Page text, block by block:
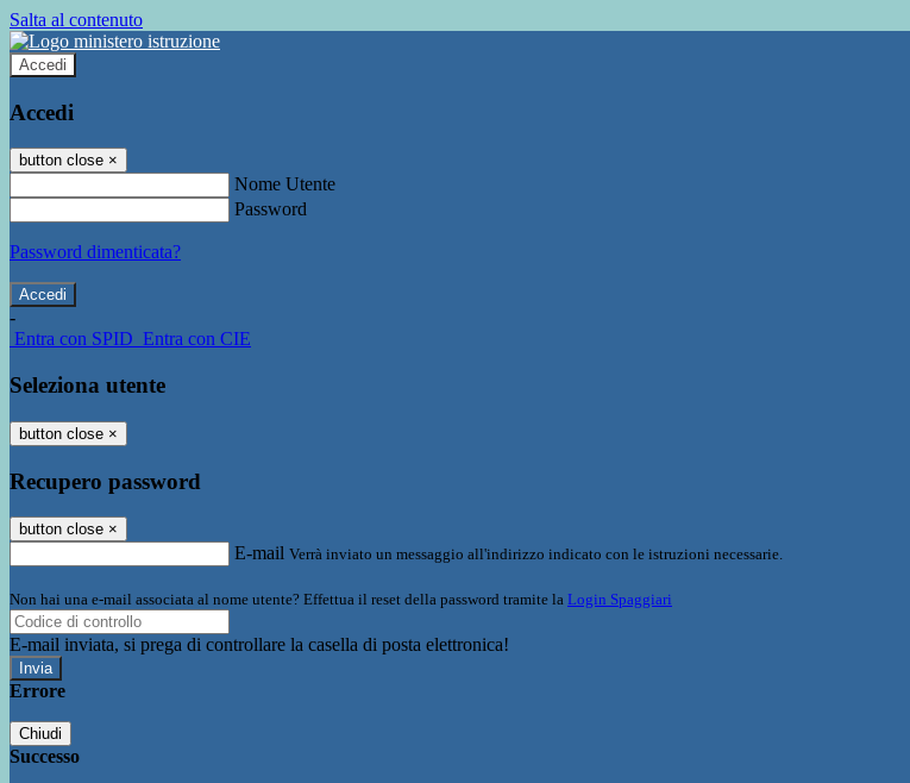
Salta al contenuto
Accedi
Accedi
button close ×
Nome Utente
Password
Password dimenticata?
-
Entra con SPID Entra con CIE
Seleziona utente
button close ×
Recupero password
button close ×
E-mail Verrà inviato un messaggio all'indirizzo indicato con le istruzioni necessarie.
Non hai una e-mail associata al nome utente? Effettua il reset della password tramite la Login Spaggiari
E-mail inviata, si prega di controllare la casella di posta elettronica!
Errore
Chiudi
Successo